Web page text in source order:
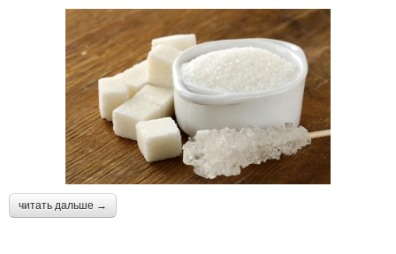
читать дальше →